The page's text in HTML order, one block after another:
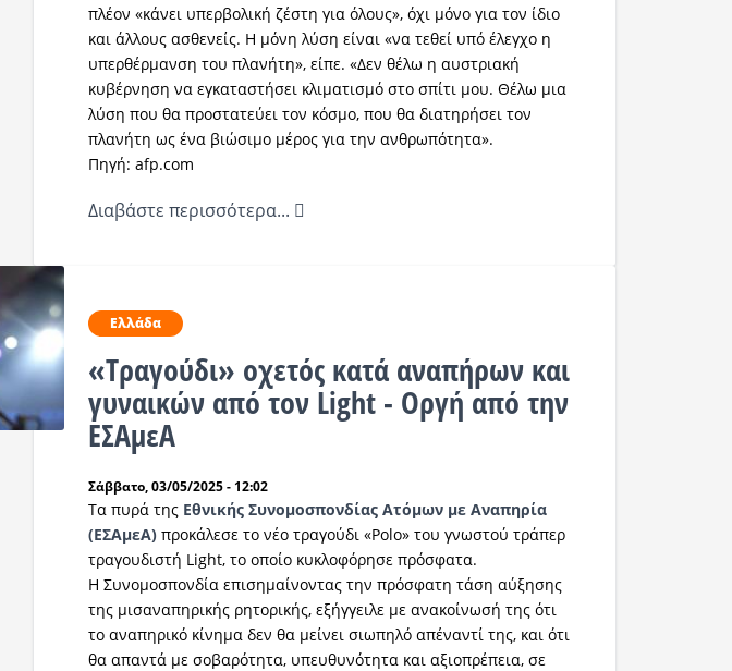
πλέον «κάνει υπερβολική ζέστη για όλους», όχι μόνο για τον ίδιο
και άλλους ασθενείς. Η μόνη λύση είναι «να τεθεί υπό έλεγχο η
υπερθέρμανση του πλανήτη», είπε. «Δεν θέλω η αυστριακή
κυβέρνηση να εγκαταστήσει κλιματισμό στο σπίτι μου. Θέλω μια
λύση που θα προστατεύει τον κόσμο, που θα διατηρήσει τον
πλανήτη ως ένα βιώσιμο μέρος για την ανθρωπότητα».
Πηγή: afp.com
Διαβάστε περισσότερα...
Ελλάδα
«Tραγούδι» οχετός κατά αναπήρων και
γυναικών από τον Light - Οργή από την
ΕΣΑμεΑ
Σάββατο, 03/05/2025 - 12:02
Τα πυρά της Εθνικής Συνομοσπονδίας Ατόμων με Αναπηρία
(ΕΣΑμεΑ) προκάλεσε το νέο τραγούδι «Polo» του γνωστού τράπερ
τραγουδιστή Light, το οποίο κυκλοφόρησε πρόσφατα.
Η Συνομοσπονδία επισημαίνοντας την πρόσφατη τάση αύξησης
της μισαναπηρικής ρητορικής, εξήγγειλε με ανακοίνωσή της ότι
το αναπηρικό κίνημα δεν θα μείνει σιωπηλό απέναντί της, και ότι
θα απαντά με σοβαρότητα, υπευθυνότητα και αξιοπρέπεια, σε